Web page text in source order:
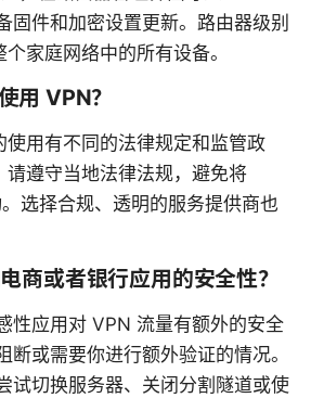
固件和加密设置更新。路由器级别
家庭网络中的所有设备。
用 VPN？
用有不同的法律规定和监管政
遵守当地法律法规，避免将
选择合规、透明的服务提供商也
商或者银行应用的安全性？
性应用对 VPN 流量有额外的安全
断或需要你进行额外验证的情况。
试切换服务器、关闭分割隧道或使